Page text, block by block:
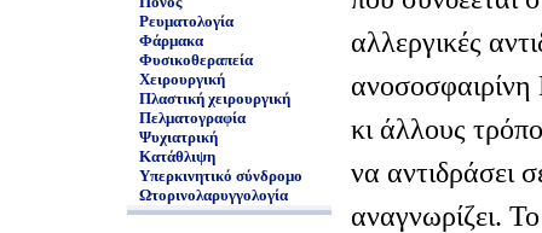
Ρευματολογία
Φάρμακα
Φυσικοθεραπεία
Χειρουργική
Πλαστική χειρουργική
Πελματογραφία
Ψυχιατρική
Κατάθλιψη
Υπερκινητικό σύνδρομο
Ωτορινολαρυγγολογία
αλλεργικές
κι άλλους
να αντιδράσει
αναγνωρίζει.